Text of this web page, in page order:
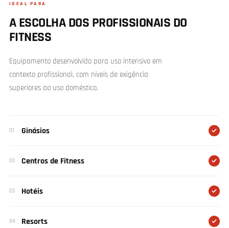
IDEAL PARA
A ESCOLHA DOS PROFISSIONAIS DO
FITNESS
Equipamento desenvolvido para uso intensivo em
contexto profissional, com níveis de exigência
superiores ao uso doméstico.
01 Ginásios
02 Centros de Fitness
03 Hotéis
04 Resorts